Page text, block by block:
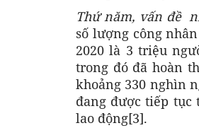
Thứ năm, vấn đề
số lượng công
2020 là 3 triệu
trong đó đã hoàn
khoảng 330 nghìn
đang được tiếp tục
lao động[3].